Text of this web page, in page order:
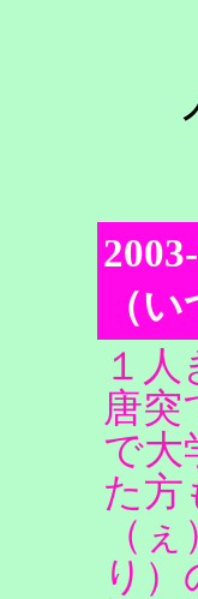
（
１
唐突
で大
た方
（
り